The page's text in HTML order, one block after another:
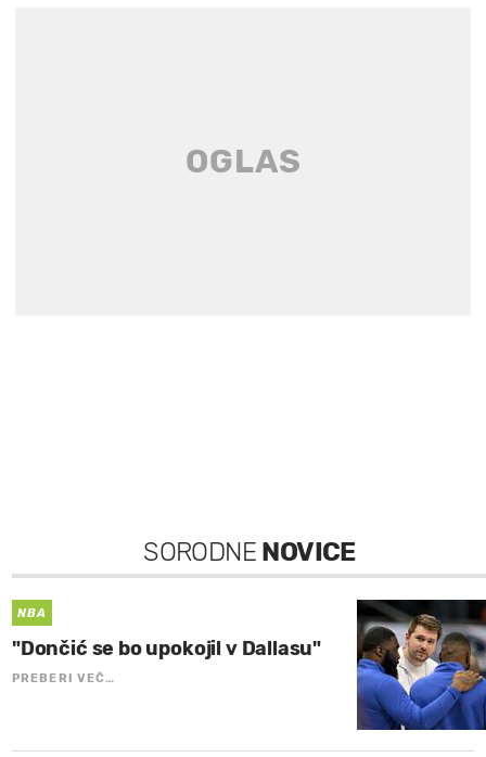
SORODNE NOVICE
NBA
"Dončić se bo upokojil v Dallasu"
PREBERI VEČ…